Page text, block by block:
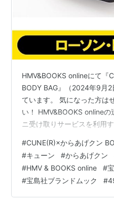
HMV&BOOKS onlineにて『
BODY BAG』（2024年9月
ています。 気になった方は
い！ HMV&BOOKS online
ニ受け取りサービスを利用
ン BODY BAG 価格 ：3,278
9月2日 出版社 ：宝島社 商
（宝島CHANNELでも予約受
ン）」と「からあげクン」
#CUNE(R)×からあげクン
#キューン #からあげクン
#HMV & BOOKS online #
#宝島社ブランドムック #